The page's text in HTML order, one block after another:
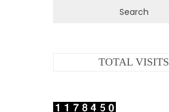
TOTAL VISITS